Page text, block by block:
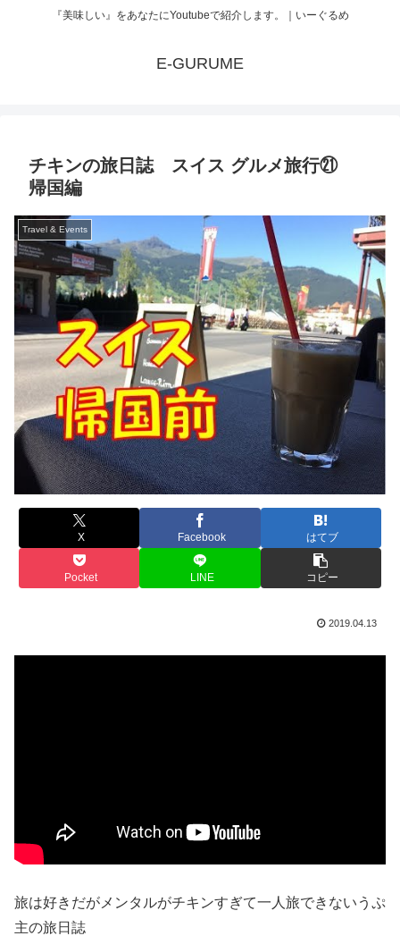
『美味しい』をあなたにYoutubeで紹介します。｜いーぐるめ
E-GURUME
チキンの旅日誌 スイス グルメ旅行㉑
帰国編
Travel & Events
X Facebook はてブ
Pocket LINE コピー
2019.04.13
旅は好きだがメンタルがチキンすぎて一人旅できないうぷ
主の旅日誌